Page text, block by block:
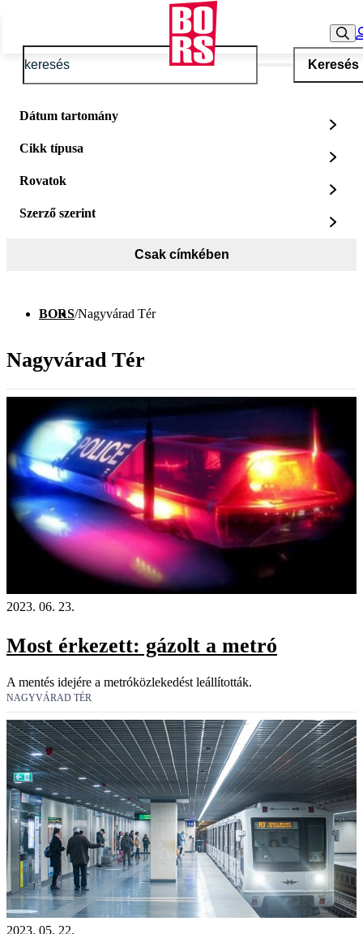
Keresés
Dátum tartomány
Cikk típusa
Rovatok
Szerző szerint
Csak címkében
BORS/Nagyvárad Tér
Nagyvárad Tér
2023. 06. 23.
Most érkezett: gázolt a metró
A mentés idejére a metróközlekedést leállították.
NAGYVÁRAD TÉR
2023. 05. 22.